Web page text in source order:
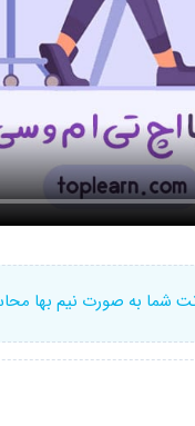
شما به صورت نیم بها